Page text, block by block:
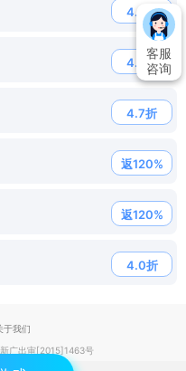
4.5折
4.5折
4.7折
返120%
返120%
4.0折
客服
咨询
于我们
广出审[2015]1463号